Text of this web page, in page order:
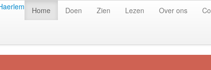
Home Doen Zien Lezen Over ons